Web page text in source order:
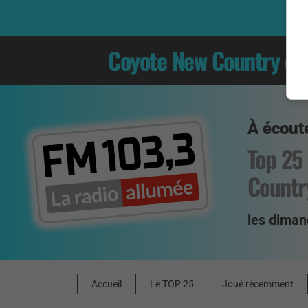
Coyote New Country
À
Top
les
Accueil Le TOP 25 Joué récemment